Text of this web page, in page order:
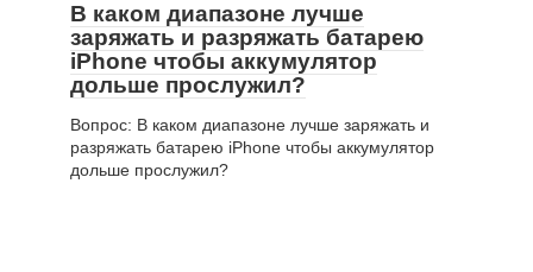
В каком диапазоне лучше
заряжать и разряжать батарею
iPhone чтобы аккумулятор
дольше прослужил?
Вопрос: В каком диапазоне лучше заряжать и
разряжать батарею iPhone чтобы аккумулятор
дольше прослужил?